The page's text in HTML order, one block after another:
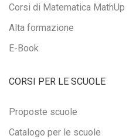
Corsi di Matematica MathUp
Alta formazione
E-Book
CORSI PER LE SCUOLE
Proposte scuole
Catalogo per le scuole